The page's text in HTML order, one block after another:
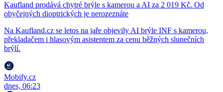
Kaufland prodává chytré brýle s kamerou a AI za 2 019 Kč. Od
obyčejných dioptrických je nerozeznáte
Na Kaufland.cz se letos na jaře objevily AI brýle INF s kamerou,
překladačem i hlasovým asistentem za cenu běžných slunečních
brýlí.
Mobify.cz
dnes, 06:23